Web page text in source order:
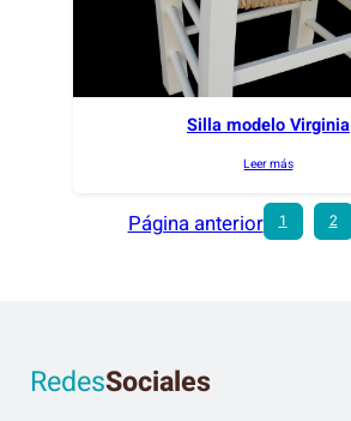
Silla modelo Virginia
Leer más
Página anterior 1 2
RedesSociales